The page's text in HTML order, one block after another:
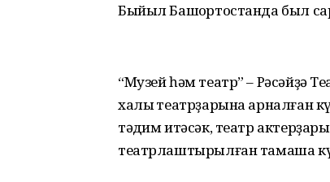
Быйыл Башҡортостанда был
“Музей һәм театр” – Рәсәйҙә
халыҡ театрҙарына арналған
тәҡдим итәсәк, театр
театрлаштырылған тамаша